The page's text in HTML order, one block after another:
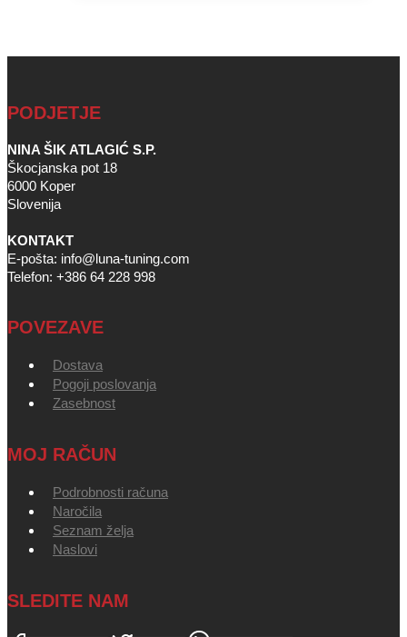
PODJETJE
NINA ŠIK ATLAGIĆ S.P.
Škocjanska pot 18
6000 Koper
Slovenija
KONTAKT
E-pošta: info@luna-tuning.com
Telefon: +386 64 228 998
POVEZAVE
Dostava
Pogoji poslovanja
Zasebnost
MOJ RAČUN
Podrobnosti računa
Naročila
Seznam želja
Naslovi
SLEDITE NAM